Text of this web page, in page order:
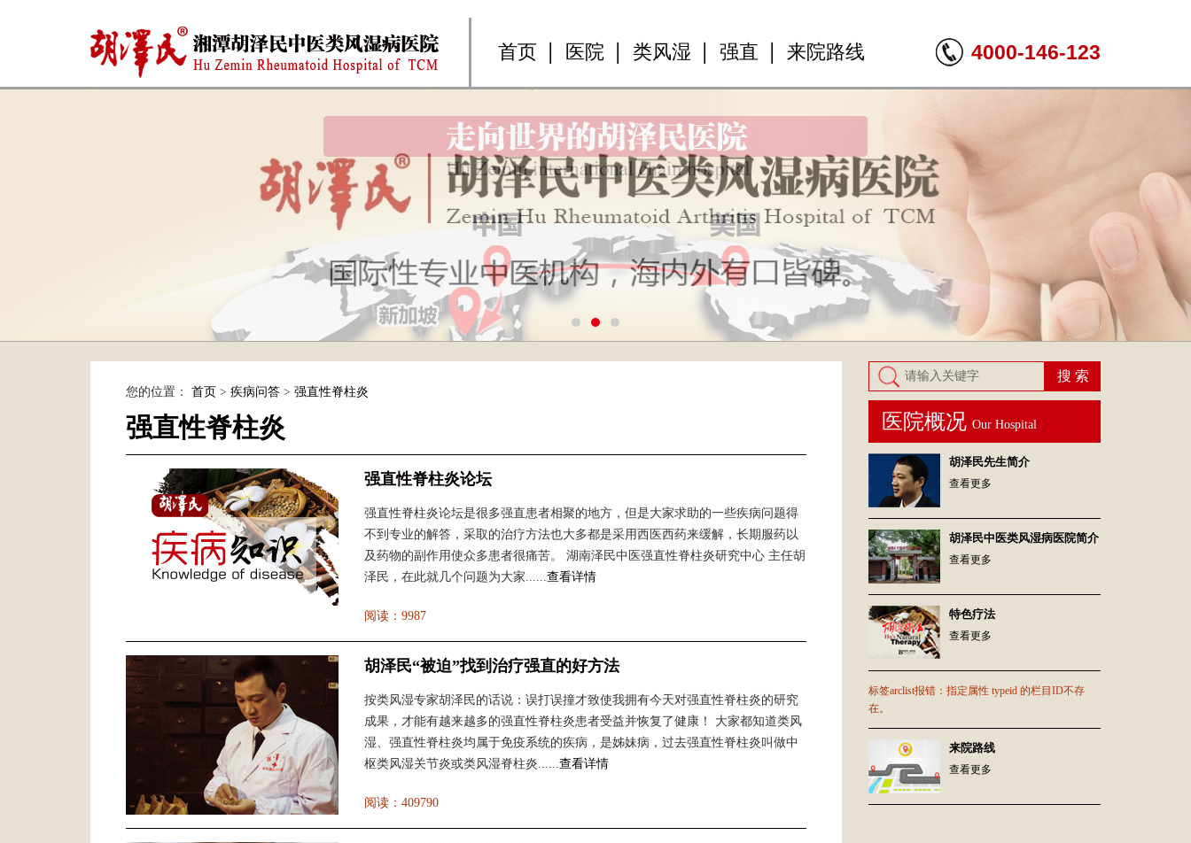
首页 医院 类风湿 强直 来院路线 4000-146-123
您的位置： 首页 > 疾病问答 > 强直性脊柱炎
强直性脊柱炎
强直性脊柱炎论坛
强直性脊柱炎论坛是很多强直患者相聚的地方，但是大家求助的一些疾病问题得
不到专业的解答，采取的治疗方法也大多都是采用西医西药来缓解，长期服药以
及药物的副作用使众多患者很痛苦。 湖南泽民中医强直性脊柱炎研究中心 主任胡
泽民，在此就几个问题为大家......查看详情
阅读： 9987
胡泽民“被迫”找到治疗强直的好方法
按类风湿专家胡泽民的话说：误打误撞才致使我拥有今天对强直性脊柱炎的研究
成果，才能有越来越多的强直性脊柱炎患者受益并恢复了健康！ 大家都知道类风
湿、强直性脊柱炎均属于免疫系统的疾病，是姊妹病，过去强直性脊柱炎叫做中
枢类风湿关节炎或类风湿脊柱炎......查看详情
阅读： 409790
搜 索
医院概况 Our Hospital
胡泽民先生简介
查看更多
胡泽民中医类风湿病医院简介
查看更多
特色疗法
查看更多
标签arclist报错：指定属性 typeid 的栏目ID不存
在。
来院路线
查看更多